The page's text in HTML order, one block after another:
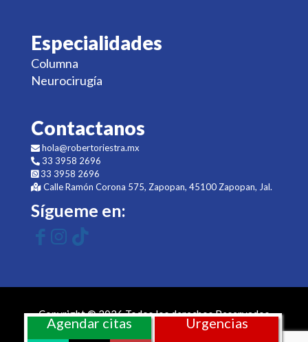
Especialidades
Columna
Neurocirugía
Contactanos
hola@robertoriestra.mx
33 3958 2696
33 3958 2696
Calle Ramón Corona 575, Zapopan, 45100 Zapopan, Jal.
Sígueme en:
Copyright © 2026 Todos los derechos Reservados
Sitio web desarrollado por
Agendar citas Urgencias